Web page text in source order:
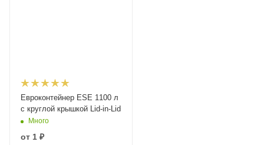
Евроконтейнер ESE 1100 л
c круглой крышкой Lid-in-Lid
Много
от 1 ₽